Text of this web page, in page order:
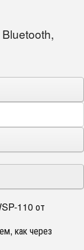
Bluetooth,
110 от
как через